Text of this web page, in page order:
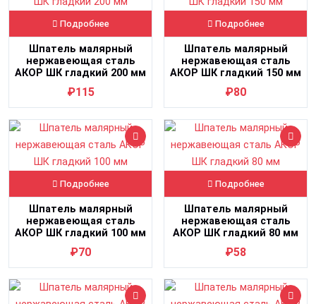
Подробнее
Шпатель малярный
нержавеющая сталь
АКОР ШК гладкий 200 мм
₽115
Подробнее
Шпатель малярный
нержавеющая сталь
АКОР ШК гладкий 150 мм
₽80
Подробнее
Шпатель малярный
нержавеющая сталь
АКОР ШК гладкий 100 мм
₽70
Подробнее
Шпатель малярный
нержавеющая сталь
АКОР ШК гладкий 80 мм
₽58